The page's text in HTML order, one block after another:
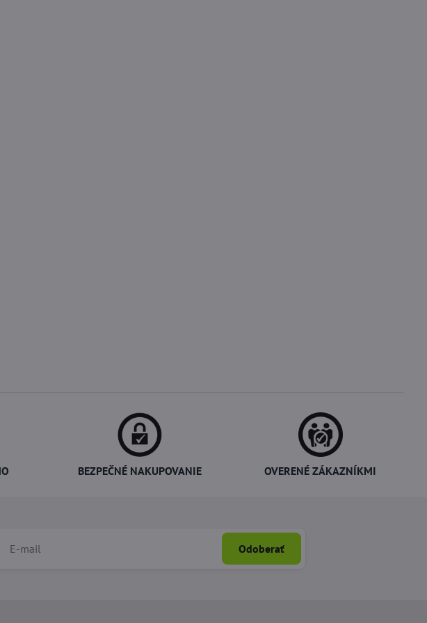
BEZPEČNÉ NAKUPOVANIE OVERENÉ ZÁKAZNÍKMI
Odoberať